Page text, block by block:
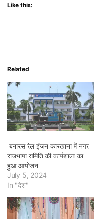
Like this:
Related
बनारस रेल इंजन कारखाना में नगर
राजभाषा समिति की कार्यशाला का
हुआ आयोजन
July 5, 2024
In "देश"